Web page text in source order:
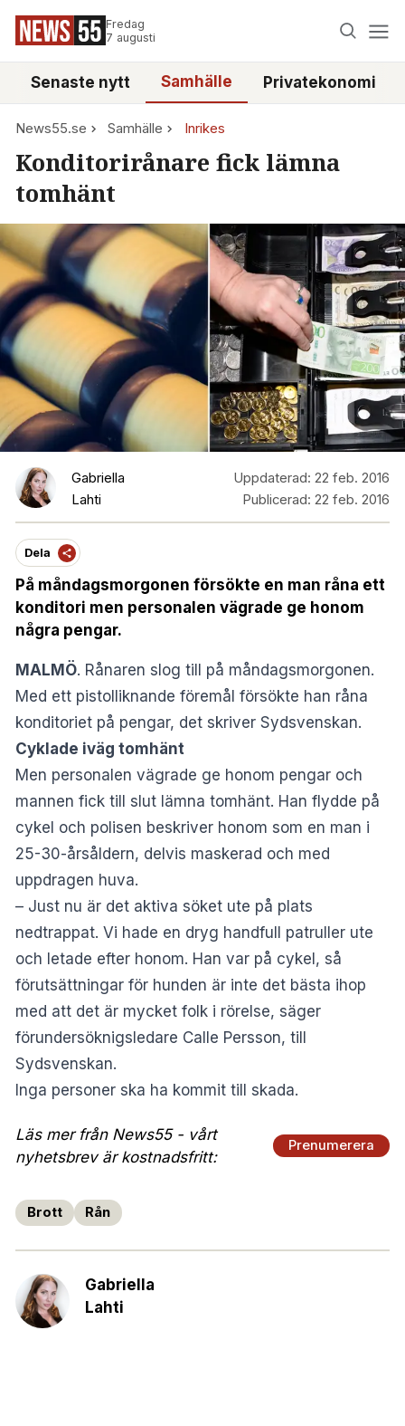
Fredag
7 augusti
Senaste nytt Samhälle Privatekonomi
News55.se Samhälle Inrikes
Konditorirånare fick lämna
tomhänt
Gabriella
Lahti
Uppdaterad: 22 feb. 2016
Publicerad: 22 feb. 2016
Dela
På måndagsmorgonen försökte en man råna ett
konditori men personalen vägrade ge honom
några pengar.
MALMÖ. Rånaren slog till på måndagsmorgonen.
Med ett pistolliknande föremål försökte han råna
konditoriet på pengar, det skriver Sydsvenskan.
Cyklade iväg tomhänt
Men personalen vägrade ge honom pengar och
mannen fick till slut lämna tomhänt. Han flydde på
cykel och polisen beskriver honom som en man i
25-30-årsåldern, delvis maskerad och med
uppdragen huva.
– Just nu är det aktiva söket ute på plats
nedtrappat. Vi hade en dryg handfull patruller ute
och letade efter honom. Han var på cykel, så
förutsättningar för hunden är inte det bästa ihop
med att det är mycket folk i rörelse, säger
förundersöknigsledare Calle Persson, till
Sydsvenskan.
Inga personer ska ha kommit till skada.
Läs mer från News55 - vårt
nyhetsbrev är kostnadsfritt:
Prenumerera
Brott Rån
Gabriella
Lahti